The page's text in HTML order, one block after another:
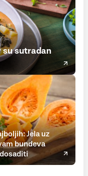
su sutradan
Jela uz
bundeva